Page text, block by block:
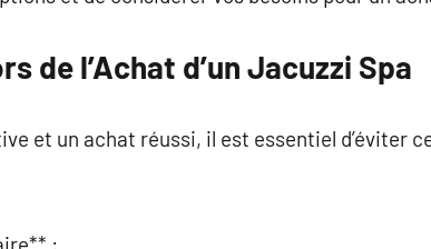
de l’Achat d’un Jacuzzi Spa
et un achat réussi, il est essentiel d’éviter
: